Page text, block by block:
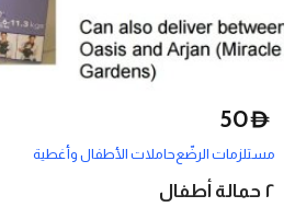
D
50
مستلزمات الرضّعحاملات الأطفال وأغطية
٢ حمالة أطفال